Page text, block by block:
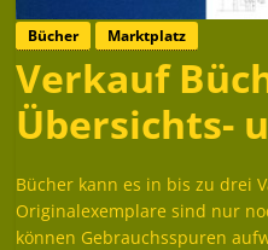
Bücher Marktplatz
Verkauf
Übersichts-
Bücher kann es in bis zu drei
Originalexemplare sind nur
können Gebrauchsspuren